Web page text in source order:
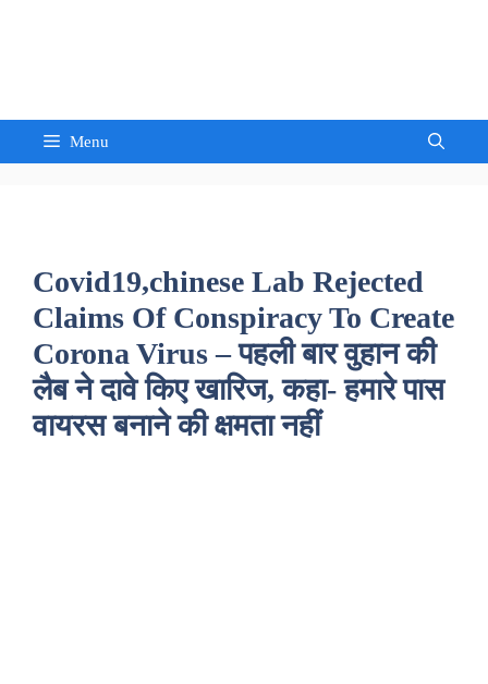
Menu
Covid19,chinese Lab Rejected
Claims Of Conspiracy To Create
Corona Virus – पहली बार वुहान की
लैब ने दावे किए खारिज, कहा- हमारे पास
वायरस बनाने की क्षमता नहीं